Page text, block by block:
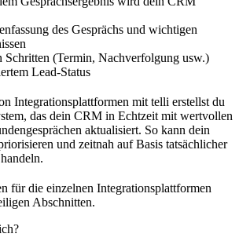
des Gesprächs und wichtigen
Schritten (Termin, Nachverfolgung usw.)
Lead-Status
Integrationsplattformen mit telli erstellst du
das dein CRM in Echtzeit mit wertvollen
aktualisiert. So kann dein
und zeitnah auf Basis tatsächlicher
für die einzelnen Integrationsplattformen
Abschnitten.